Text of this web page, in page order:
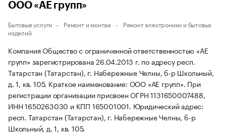
ООО «АЕ групп»
Бытовые услуги Ремонт и монтаж
Ремонт электроники и бытовых
изделий
Компания Общество с ограниченной ответственностью «АЕ
групп» зарегистрирована 26.04.2013 г. по адресу респ.
Татарстан (Татарстан), г. Набережные Челны, б-р Школьный,
д. 1, кв. 105. Краткое наименование: ООО «АЕ групп». При
регистрации организации присвоен ОГРН 1131650007488,
ИНН 1650263030 и КПП 165001001. Юридический адрес:
респ. Татарстан (Татарстан), г. Набережные Челны, б-р
Школьный, д. 1, кв. 105.